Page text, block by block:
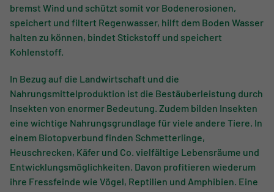
bremst Wind und schützt somit vor Bodenerosionen,
speichert und filtert Regenwasser, hilft dem Boden Wasser
halten zu können, bindet Stickstoff und speichert
Kohlenstoff.
In Bezug auf die Landwirtschaft und die
Nahrungsmittelproduktion ist die Bestäuberleistung durch
Insekten von enormer Bedeutung. Zudem bilden Insekten
eine wichtige Nahrungsgrundlage für viele andere Tiere. In
einem Biotopverbund finden Schmetterlinge,
Heuschrecken, Käfer und Co. vielfältige Lebensräume und
Entwicklungsmöglichkeiten. Davon profitieren wiederum
ihre Fressfeinde wie Vögel, Reptilien und Amphibien. Eine